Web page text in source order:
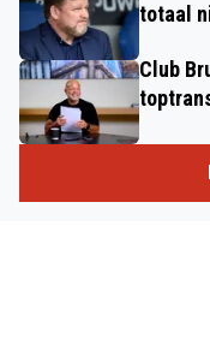
totaal
Club